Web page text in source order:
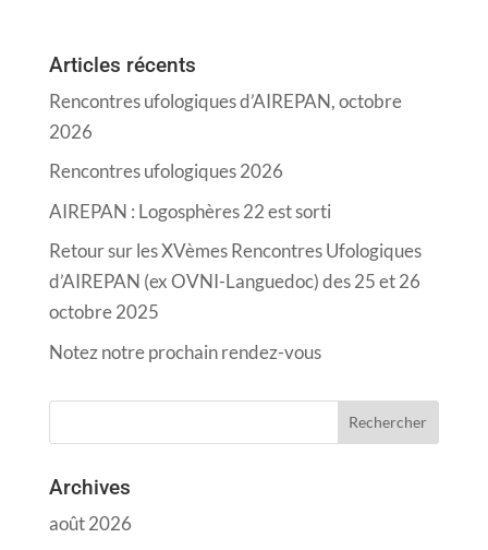
Articles récents
Rencontres ufologiques d’AIREPAN, octobre
2026
Rencontres ufologiques 2026
AIREPAN : Logosphères 22 est sorti
Retour sur les XVèmes Rencontres Ufologiques
d’AIREPAN (ex OVNI-Languedoc) des 25 et 26
octobre 2025
Notez notre prochain rendez-vous
Archives
août 2026